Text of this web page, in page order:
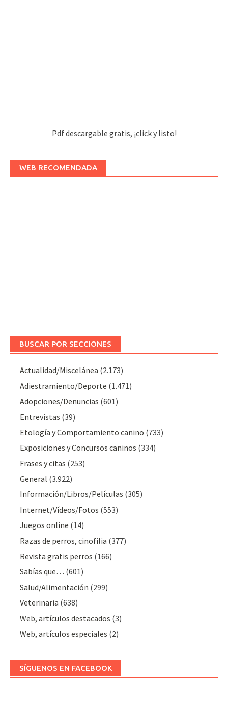
Pdf descargable gratis, ¡click y listo!
WEB RECOMENDADA
BUSCAR POR SECCIONES
Actualidad/Miscelánea (2.173)
Adiestramiento/Deporte (1.471)
Adopciones/Denuncias (601)
Entrevistas (39)
Etología y Comportamiento canino (733)
Exposiciones y Concursos caninos (334)
Frases y citas (253)
General (3.922)
Información/Libros/Películas (305)
Internet/Vídeos/Fotos (553)
Juegos online (14)
Razas de perros, cinofilia (377)
Revista gratis perros (166)
Sabías que… (601)
Salud/Alimentación (299)
Veterinaria (638)
Web, artículos destacados (3)
Web, artículos especiales (2)
SÍGUENOS EN FACEBOOK